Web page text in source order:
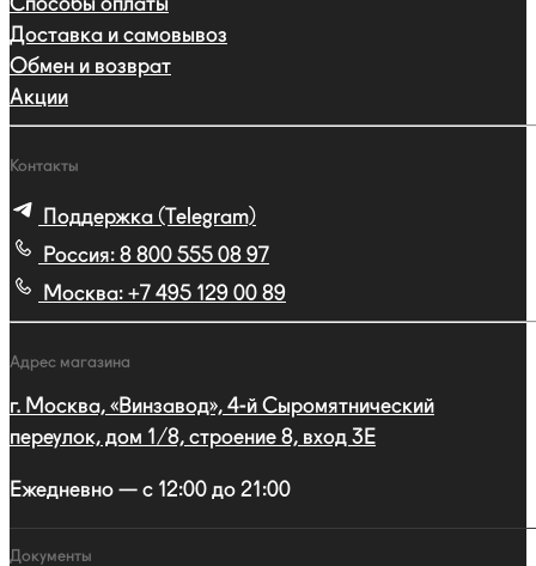
Способы оплаты
Доставка и самовывоз
Обмен и возврат
Акции
Контакты
Поддержка (Telegram)
Россия: 8 800 555 08 97
Москва: +7 495 129 00 89
Адрес магазина
г. Москва, «Винзавод», 4-й Сыромятнический
переулок, дом 1/8, строение 8, вход 3E
Ежедневно — с 12:00 до 21:00
Документы